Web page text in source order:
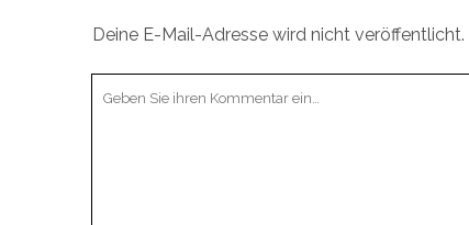
Deine E-Mail-Adresse wird nicht veröffentlicht.